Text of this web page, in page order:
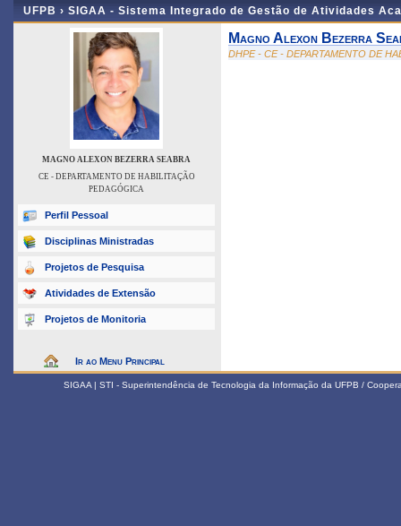
UFPB › SIGAA - Sistema Integrado de Gestão de Atividades
MAGNO ALEXON BEZERRA SEABRA
CE - DEPARTAMENTO DE HABILITAÇÃO
PEDAGÓGICA
Perfil Pessoal
Disciplinas Ministradas
Projetos de Pesquisa
Atividades de Extensão
Projetos de Monitoria
Ir ao Menu Principal
Magno Alexon Bezerra
DHPE - CE - DEPARTAMENTO DE
SIGAA | STI - Superintendência de Tecnologia da Informação da UFPB /